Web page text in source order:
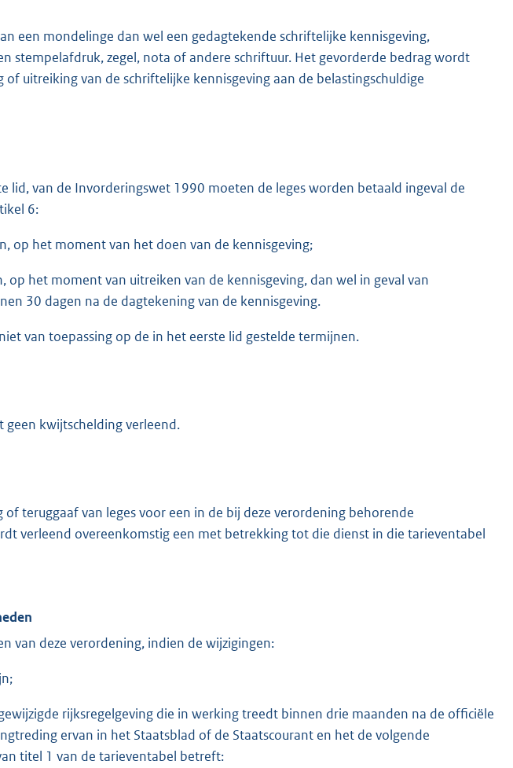
een mondelinge dan wel een gedagtekende schriftelijke kennisgeving,
stempelafdruk, zegel, nota of andere schriftuur. Het gevorderde bedrag wordt
uitreiking van de schriftelijke kennisgeving aan de belastingschuldige
lid, van de Invorderingswet 1990 moeten de leges worden betaald ingeval de
6:
op het moment van het doen van de kennisgeving;
op het moment van uitreiken van de kennisgeving, dan wel in geval van
30 dagen na de dagtekening van de kennisgeving.
van toepassing op de in het eerste lid gestelde termijnen.
geen kwijtschelding verleend.
teruggaaf van leges voor een in de bij deze verordening behorende
verleend overeenkomstig een met betrekking tot die dienst in die tarieventabel
van deze verordening, indien de wijzigingen:
rijksregelgeving die in werking treedt binnen drie maanden na de officiële
ervan in het Staatsblad of de Staatscourant en het de volgende
titel 1 van de tarieventabel betreft: